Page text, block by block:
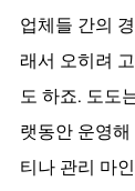
업체들 간의
래서 오히려
도 하죠. 도도
랫동안 운영해
티나 관리 마